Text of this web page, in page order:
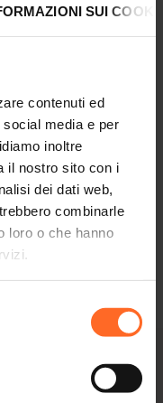
SUI
contenuti ed
media e per
inoltre
il nostro sito con i
dei dati web,
combinarle
loro o che hanno